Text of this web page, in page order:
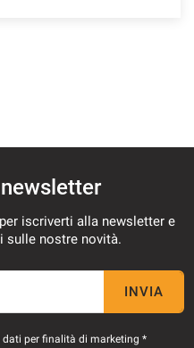
iscriverti alla newsletter e
sulle nostre novità.
INVIA
per finalità di marketing *